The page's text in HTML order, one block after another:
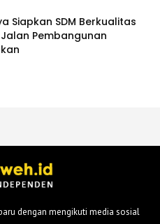
Siapkan SDM Berkualitas
Pembangunan
dengan mengikuti media sosial